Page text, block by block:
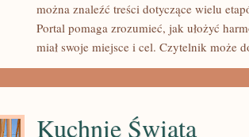
ARANŻACJEmożna znaleźć treści dotyczące wielu
Portal pomaga zrozumieć, jak ułożyć
miał swoje miejsce i cel. Czytelnik może
Kuchnie Świata